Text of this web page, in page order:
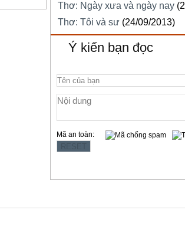
Thơ: Ngày xưa và ngày nay
Thơ: Tôi và sư (24/09/2013)
Ý kiến bạn đọc
Mã an toàn: